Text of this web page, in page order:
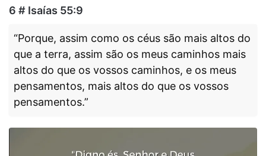
6 # Isaías 55:9
“Porque, assim como os céus são mais altos do
que a terra, assim são os meus caminhos mais
altos do que os vossos caminhos, e os meus
pensamentos, mais altos do que os vossos
pensamentos.”